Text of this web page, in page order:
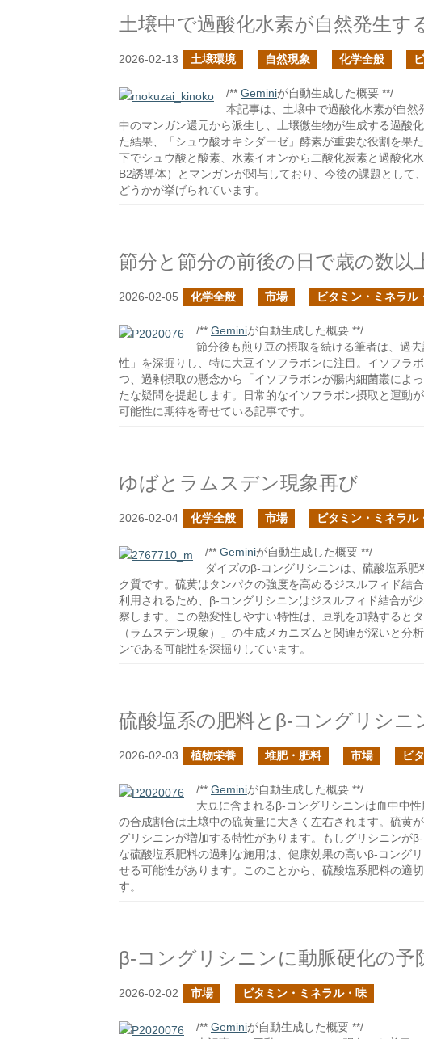
土壌中で過酸化水素が自然発生す
2026-02-13 土壌環境 自然現象 化学全般
/** Geminiが自動生成した概要 **/
本記事は、土壌中で過酸化水素が自
中のマンガン還元から派生し、土壌微生物が生成する過酸
た結果、「シュウ酸オキシダーゼ」酵素が重要な役割を果
下でシュウ酸と酸素、水素イオンから二酸化炭素と過酸化
B2誘導体）とマンガンが関与しており、今後の課題として
どうかが挙げられています。
節分と節分の前後の日で歳の数以
2026-02-05 化学全般 市場 ビタミン・ミネラル
/** Geminiが自動生成した概要 **/
節分後も煎り豆の摂取を続ける筆者は、過
性」を深掘りし、特に大豆イソフラボンに注目。イソフラ
つ、過剰摂取の懸念から「イソフラボンが腸内細菌叢によ
たな疑問を提起します。日常的なイソフラボン摂取と運動
可能性に期待を寄せている記事です。
ゆばとラムスデン現象再び
2026-02-04 化学全般 市場 ビタミン・ミネラル
/** Geminiが自動生成した概要 **/
ダイズのβ-コングリシニンは、硫酸塩系
ク質です。硫黄はタンパクの強度を高めるジスルフィド結
利用されるため、β-コングリシニンはジスルフィド結合が
察します。この熱変性しやすい特性は、豆乳を加熱すると
（ラムスデン現象）」の生成メカニズムと関連が深いと分
ンである可能性を深掘りしています。
硫酸塩系の肥料とβ-コングリシニ
2026-02-03 植物栄養 堆肥・肥料 市場 ビ
/** Geminiが自動生成した概要 **/
大豆に含まれるβ-コングリシニンは血中中
の合成割合は土壌中の硫黄量に大きく左右されます。硫黄
グリシニンが増加する特性があります。もしグリシニンが
な硫酸塩系肥料の過剰な施用は、健康効果の高いβ-コング
せる可能性があります。このことから、硫酸塩系肥料の適
す。
β-コングリシニンに動脈硬化の予
2026-02-02 市場 ビタミン・ミネラル・味
/** Geminiが自動生成した概要 **/